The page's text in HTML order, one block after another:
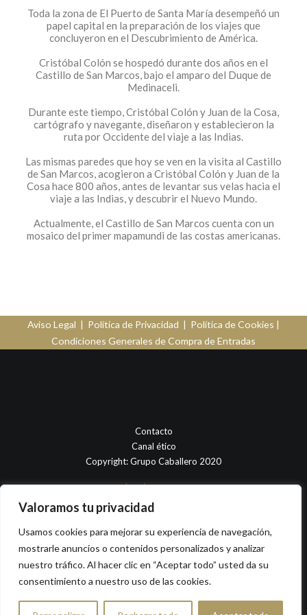
Valoramos tu privacidad
Usamos cookies para mejorar su experiencia de navegación,
mostrarle anuncios o contenidos personalizados y analizar
nuestro tráfico. Al hacer clic en “Aceptar todo” usted da su
consentimiento a nuestro uso de las cookies.
Contacto
Canal ético
Copyright: Grupo Caballero 2020
Toda la zona de El Puerto de Santa María desempeñó un
papel capital en la preparación de los viajes que
concluyeron en el Descubrimiento de América.
Cristóbal Colón se hospedó durante dos años en el
Castillo de San Marcos, bajo el amparo del Duque de
Medinaceli.
Durante este tiempo, Cristóbal Colón y Juan de la Cosa,
cartógrafo y navegante, diseñaron y establecieron la
ruta por Occidente del viaje a las Indias.
Las mismas paredes que hoy se ven en la visita al Castillo
de San Marcos, acogieron a Cristóbal Colón y Juan de la
Cosa hace 800 años, antes de levantar sus velas hacia el
viaje a las Indias, y descubrir el Nuevo Mundo.
Actualmente, el Castillo de San Marcos cuenta con un
mosaico del primer mapamundi de las costas americanas.
Aviso Legal | Política de Privacidad | Política de Cookies |
Condiciones Generales de Compra de Entradas
Contacto
Canal ético
Copyright: Grupo Caballero 2020